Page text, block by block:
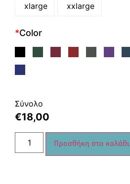
xlarge xxlarge
*Color
Σύνολο
€18,00
Προσθήκη στο καλάθι